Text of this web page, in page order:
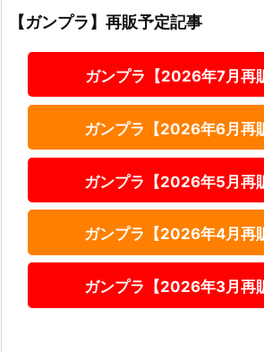
【ガンプラ】再販予定記事
ガンプラ【2026年7月再
ガンプラ【2026年6月再
ガンプラ【2026年5月再
ガンプラ【2026年4月再
ガンプラ【2026年3月再